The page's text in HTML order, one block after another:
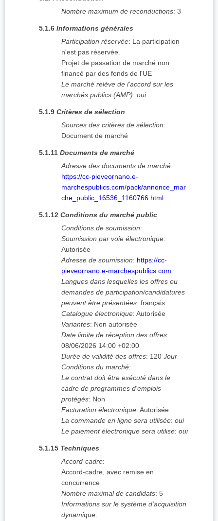
Nombre maximum de reconductions: 3
5.1.6 Informations générales
Participation réservée: La participation
n'est pas réservée.
Projet de passation de marché non
financé par des fonds de l'UE
Le marché relève de l'accord sur les
marchés publics (AMP): oui
5.1.9 Critères de sélection
Sources des critères de sélection:
Document de marché
5.1.11 Documents de marché
Adresse des documents de marché:
https://cc-pieveornano.e-
marchespublics.com/pack/annonce_mar
che_public_16536_1160766.html
5.1.12 Conditions du marché public
Conditions de soumission:
Soumission par voie électronique:
Autorisée
Adresse de soumission: https://cc-
pieveornano.e-marchespublics.com
Langues dans lesquelles les offres ou
demandes de participation/candidatures
peuvent être présentées: français
Catalogue électronique: Autorisée
Variantes: Non autorisée
Date limite de réception des offres:
08/06/2026 14:00 +02:00
Durée de validité des offres: 120 Jour
Conditions du marché:
Le contrat doit être exécuté dans le
cadre de programmes d'emplois
protégés: Non
Facturation électronique: Autorisée
La commande en ligne sera utilisée: oui
Le paiement électronique sera utilisé: oui
5.1.15 Techniques
Accord-cadre:
Accord-cadre, avec remise en
concurrence
Nombre maximal de candidats: 5
Informations sur le système d'acquisition
dynamique: